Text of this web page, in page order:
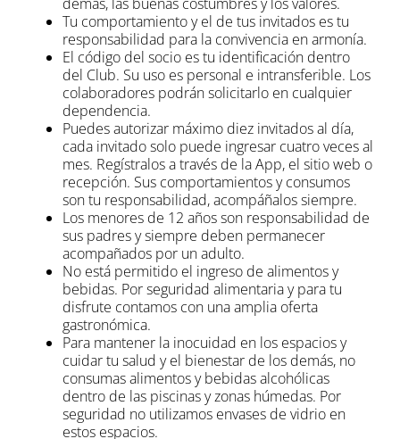
Tu comportamiento y el de tus invitados es tu
responsabilidad para la convivencia en armonía.
El código del socio es tu identificación dentro
del Club. Su uso es personal e intransferible. Los
colaboradores podrán solicitarlo en cualquier
dependencia.
Puedes autorizar máximo diez invitados al día,
cada invitado solo puede ingresar cuatro veces al
mes. Regístralos a través de la App, el sitio web o
recepción. Sus comportamientos y consumos
son tu responsabilidad, acompáñalos siempre.
Los menores de 12 años son responsabilidad de
sus padres y siempre deben permanecer
acompañados por un adulto.
No está permitido el ingreso de alimentos y
bebidas. Por seguridad alimentaria y para tu
disfrute contamos con una amplia oferta
gastronómica.
Para mantener la inocuidad en los espacios y
cuidar tu salud y el bienestar de los demás, no
consumas alimentos y bebidas alcohólicas
dentro de las piscinas y zonas húmedas. Por
seguridad no utilizamos envases de vidrio en
estos espacios.